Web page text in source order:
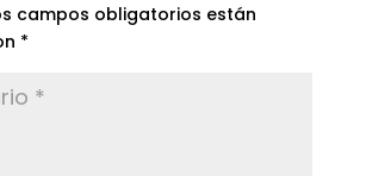
campos obligatorios están
*